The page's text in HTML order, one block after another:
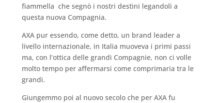
fiammella che segnò i nostri destini legandoli a
questa nuova Compagnia.
AXA pur essendo, come detto, un brand leader a
livello internazionale, in Italia muoveva i primi passi
ma, con l’ottica delle grandi Compagnie, non ci volle
molto tempo per affermarsi come comprimaria tra le
grandi.
Giungemmo poi al nuovo secolo che per AXA fu